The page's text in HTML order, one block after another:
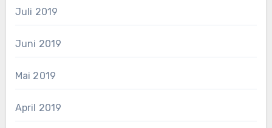
Juli 2019
Juni 2019
Mai 2019
April 2019